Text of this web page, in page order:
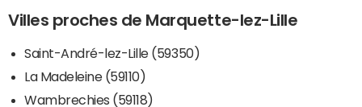
Villes proches de Marquette-lez-Lille
Saint-André-lez-Lille (59350)
La Madeleine (59110)
Wambrechies (59118)